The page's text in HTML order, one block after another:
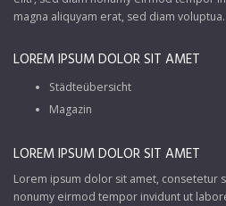
magna aliquyam erat, sed diam voluptua.
LOREM IPSUM DOLOR SIT AMET
Städteübersicht
Magazin
LOREM IPSUM DOLOR SIT AMET
Lorem ipsum dolor sit amet, consetetur
nonumy eirmod tempor invidunt ut